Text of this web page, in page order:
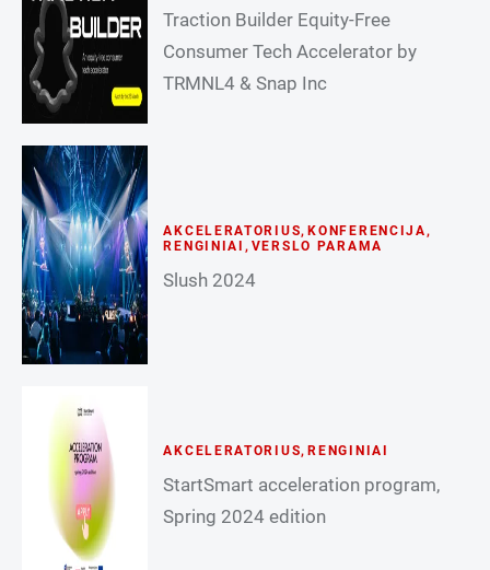
Traction Builder Equity-Free
Consumer Tech Accelerator by
TRMNL4 & Snap Inc
AKCELERATORIUS, KONFERENCIJA,
RENGINIAI , VERSLO PARAMA
Slush 2024
AKCELERATORIUS, RENGINIAI
StartSmart acceleration program,
Spring 2024 edition